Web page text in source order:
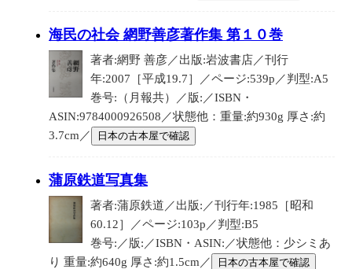
海民の社会 網野善彦著作集 第１０巻
著者:網野 善彦／出版:岩波書店／刊行
年:2007［平成19.7］／ページ:539p／判型:A5
巻号:（月報共）／版:／ISBN・
ASIN:9784000926508／状態他：重量:約930g 厚さ:約
3.7cm／
日本の古本屋で確認
蒲原鉄道写真集
著者:蒲原鉄道／出版:／刊行年:1985［昭和
60.12］／ページ:103p／判型:B5
巻号:／版:／ISBN・ASIN:／状態他：少シミあ
り 重量:約640g 厚さ:約1.5cm／
日本の古本屋で確認